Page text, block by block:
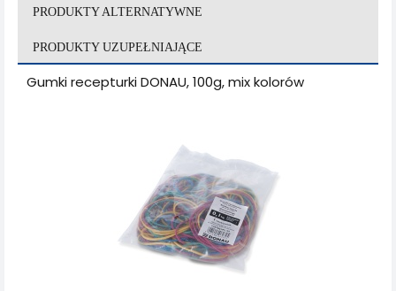
PRODUKTY ALTERNATYWNE
PRODUKTY UZUPEŁNIAJĄCE
Gumki recepturki DONAU, 100g, mix kolorów